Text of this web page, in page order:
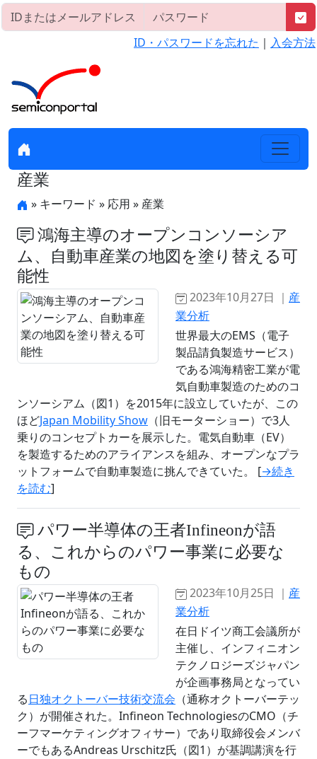
ID・パスワードを忘れた ｜ 入会方法
産業
» キーワード » 応用 » 産業
鴻海主導のオープンコンソーシア
ム、自動車産業の地図を塗り替える可
能性
2023年10月27日 ｜ 産
業分析
世界最大のEMS（電子
製品請負製造サービス）
である鴻海精密工業が電
気自動車製造のためのコ
ンソーシアム（図1）を2015年に設立していたが、この
ほどJapan Mobility Show （旧モーターショー）で3人
乗りのコンセプトカーを展示した。電気自動車（EV）
を製造するためのアライアンスを組み、オープンなプラ
ットフォームで自動車製造に挑んできていた。 [→続き
を読む]
パワー半導体の王者Infineonが語
る、これからのパワー事業に必要な
もの
2023年10月25日 ｜ 産
業分析
在日ドイツ商工会議所が
主催し、インフィニオン
テクノロジーズジャパン
が企画事務局となってい
る日独オクトーバー技術交流会 （通称オクトーバーテッ
ク）が開催された。Infineon TechnologiesのCMO（チ
ーフマーケティングオフィサー）であり取締役会メンバ
ーでもあるAndreas Urschitz氏（図1）が基調講演を行